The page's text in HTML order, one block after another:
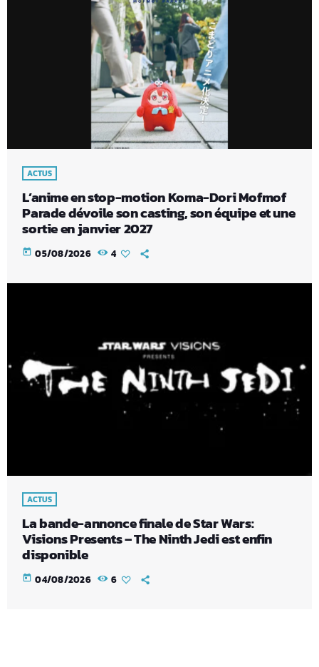
ACTUS
L’anime en stop-motion Koma-Dori Mofmof
Parade dévoile son casting, son équipe et une
sortie en janvier 2027
today 05/08/2026 4
ACTUS
La bande-annonce finale de Star Wars:
Visions Presents – The Ninth Jedi est enfin
disponible
today 04/08/2026 6